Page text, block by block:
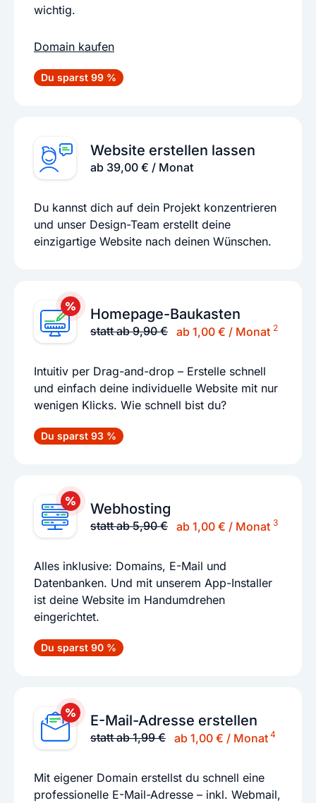
wichtig.
Domain kaufen
Du sparst 99 %
Website erstellen lassen
ab 39,00 € / Monat
Du kannst dich auf dein Projekt konzentrieren
und unser Design-Team erstellt deine
einzigartige Website nach deinen Wünschen.
Homepage-Baukasten
statt ab 9,90 € ab 1,00 € / Monat 2
Intuitiv per Drag-and-drop – Erstelle schnell
und einfach deine individuelle Website mit nur
wenigen Klicks. Wie schnell bist du?
Du sparst 93 %
Webhosting
statt ab 5,90 € ab 1,00 € / Monat 3
Alles inklusive: Domains, E-Mail und
Datenbanken. Und mit unserem App-Installer
ist deine Website im Handumdrehen
eingerichtet.
Du sparst 90 %
E-Mail-Adresse erstellen
statt ab 1,99 € ab 1,00 € / Monat4
Mit eigener Domain erstellst du schnell eine
professionelle E-Mail-Adresse – inkl. Webmail,